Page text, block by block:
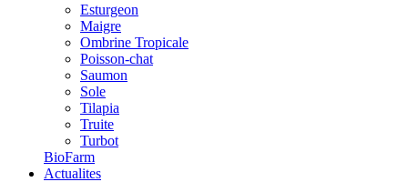
Esturgeon
Maigre
Ombrine Tropicale
Poisson-chat
Saumon
Sole
Tilapia
Truite
Turbot
BioFarm
Actualites